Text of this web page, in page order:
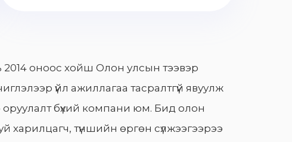
оноос хойш Олон улсын тээвэр
үйл ажиллагаа тасралтгүй явуулж
бүхий компани юм. Бид олон
харилцагч, түншийн өргөн сүлжээгээрээ